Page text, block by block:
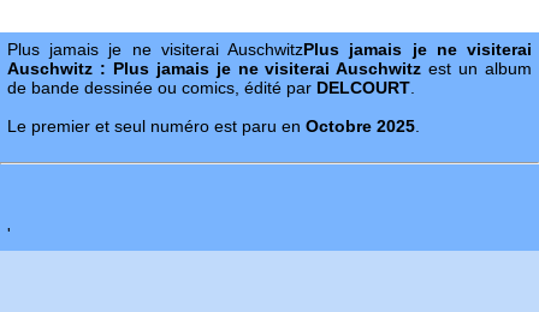
Plus jamais je ne visiterai AuschwitzPlus jamais je ne visiterai
Auschwitz : Plus jamais je ne visiterai Auschwitz est un album
de bande dessinée ou comics, édité par DELCOURT
Le premier et seul numéro est paru en Octobre 2025
'